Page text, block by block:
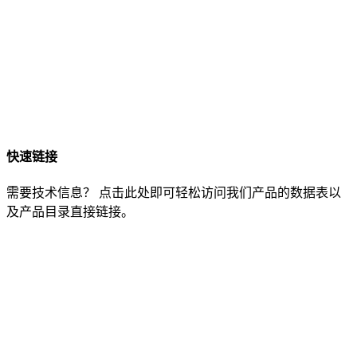
快速链接
需要技术信息？ 点击此处即可轻松访问我们产品的数据表以
及产品目录直接链接。